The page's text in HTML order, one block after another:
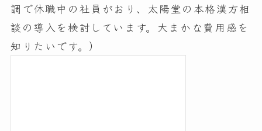
調で休職中の社員がおり、太陽堂の本格漢方相
談の導入を検討しています。大まかな費用感を
知りたいです。）